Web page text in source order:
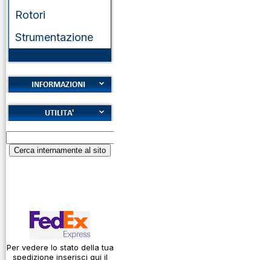
Rotori
Strumentazione
Cookies
Diritto di recesso
Garanzie
Alfabeto Fonetico
ICAO
Codice Q
Come si usa un
cavo
Per vedere lo stato della tua
spedizione inserisci qui il